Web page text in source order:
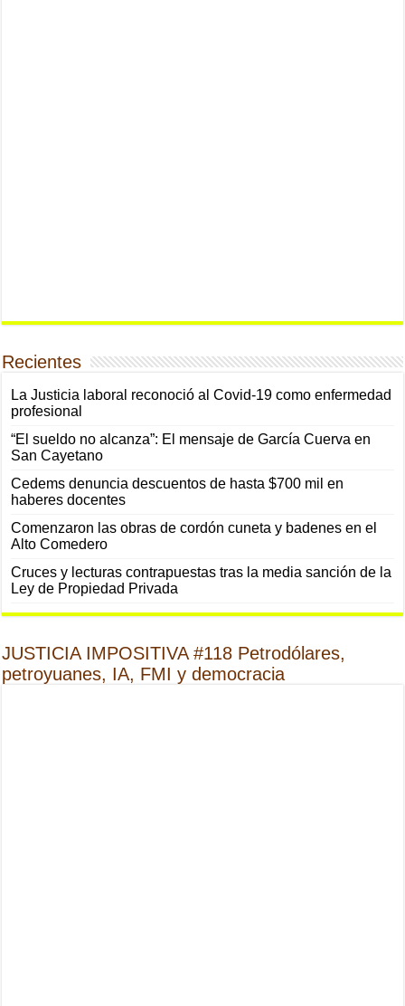
Recientes
La Justicia laboral reconoció al Covid-19 como enfermedad
profesional
“El sueldo no alcanza”: El mensaje de García Cuerva en
San Cayetano
Cedems denuncia descuentos de hasta $700 mil en
haberes docentes
Comenzaron las obras de cordón cuneta y badenes en el
Alto Comedero
Cruces y lecturas contrapuestas tras la media sanción de la
Ley de Propiedad Privada
JUSTICIA IMPOSITIVA #118 Petrodólares,
petroyuanes, IA, FMI y democracia